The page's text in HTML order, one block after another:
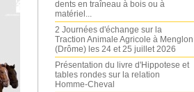
dents en traîneau à bois ou à
matériel...
2 Journées d'échange sur la
Traction Animale Agricole à Menglon
(Drôme) les 24 et 25 juillet 2026
Présentation du livre d'Hippotese et
tables rondes sur la relation
Homme-Cheval